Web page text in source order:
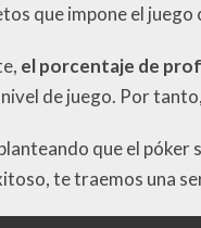
que impone el juego
el porcentaje de
de juego. Por
que el póker
te traemos una